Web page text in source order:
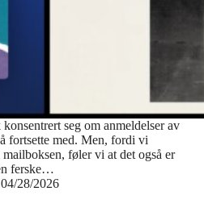
seg om anmeldelser av
fortsette med. Men, fordi vi
føler vi at det også er
ferske…
04/28/2026